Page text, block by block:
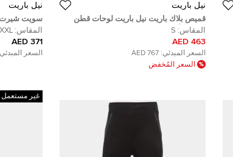
نيل باريت
قميص بلاك باريت نيل باريت لوحات قطن
مخطط أبيض كم قصير مقاس صغير
المقاس: S
463 AED
السعر المبدئي: 767 AED
السعر المُخفض
نيل باريت
سويت شيرت
بطبعة صاعقة
إكس إكس
المقاس: XXL
371 AED
السعر
غير مستعمل